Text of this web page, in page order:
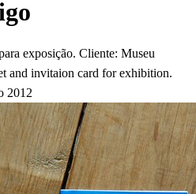
exposição. Cliente: Museu
and invitaion card for exhibition.
2012